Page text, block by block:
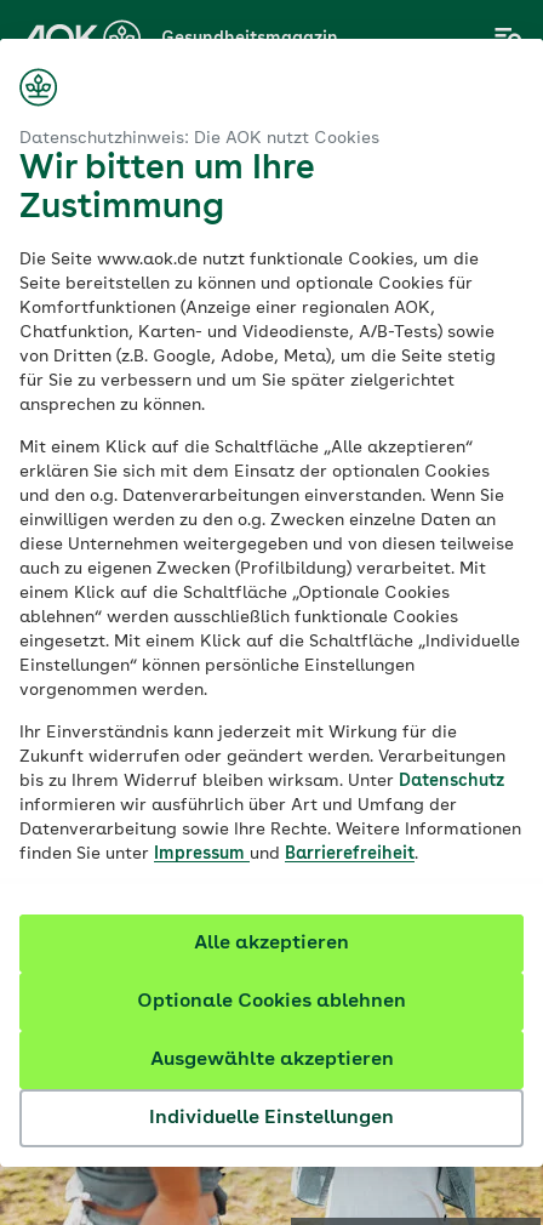
Datenschutzhinweis: Die AOK nutzt Cookies
Wir bitten um Ihre
Zustimmung
Die Seite www.aok.de nutzt funktionale Cookies, um die
Seite bereitstellen zu können und optionale Cookies für
Komfortfunktionen (Anzeige einer regionalen AOK,
Chatfunktion, Karten- und Videodienste, A/B-Tests) sowie
von Dritten (z.B. Google, Adobe, Meta), um die Seite stetig
für Sie zu verbessern und um Sie später zielgerichtet
ansprechen zu können.
Mit einem Klick auf die Schaltfläche „Alle akzeptieren“
erklären Sie sich mit dem Einsatz der optionalen Cookies
und den o.g. Datenverarbeitungen einverstanden. Wenn Sie
einwilligen werden zu den o.g. Zwecken einzelne Daten an
diese Unternehmen weitergegeben und von diesen teilweise
auch zu eigenen Zwecken (Profilbildung) verarbeitet. Mit
einem Klick auf die Schaltfläche „Optionale Cookies
ablehnen“ werden ausschließlich funktionale Cookies
eingesetzt. Mit einem Klick auf die Schaltfläche „Individuelle
Einstellungen“ können persönliche Einstellungen
vorgenommen werden.
Ihr Einverständnis kann jederzeit mit Wirkung für die
Zukunft widerrufen oder geändert werden. Verarbeitungen
bis zu Ihrem Widerruf bleiben wirksam. Unter Datenschutz
informieren wir ausführlich über Art und Umfang der
Datenverarbeitung sowie Ihre Rechte. Weitere Informationen
finden Sie unter
Impressum und Barrierefreiheit.
Individuelle Einstellungen
Ausgewählte akzeptieren
Optionale Cookies ablehnen
Alle akzeptieren
Hauptinhalt
springen
Gesundheitsmagazin
Jugendliche in der
Adoleszenz richtig
begleiten
Veröffentlicht am:
21.06.2023 6 Minuten Lesedauer
Die Gefühle fahren Achterbahn, die eigene
Sexualität erwacht und die elterlichen
Normen stehen plötzlich auf dem
Prüfstand: Die Adoleszenz ist oft eine Zeit
mit Turbulenzen – aber auch mit
spannenden Entwicklungen und großen
Chancen.